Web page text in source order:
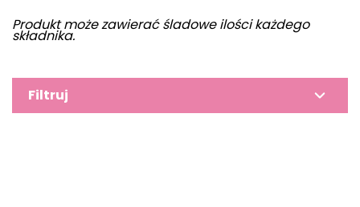
Produkt może zawierać śladowe ilości każdego
składnika.
Filtruj